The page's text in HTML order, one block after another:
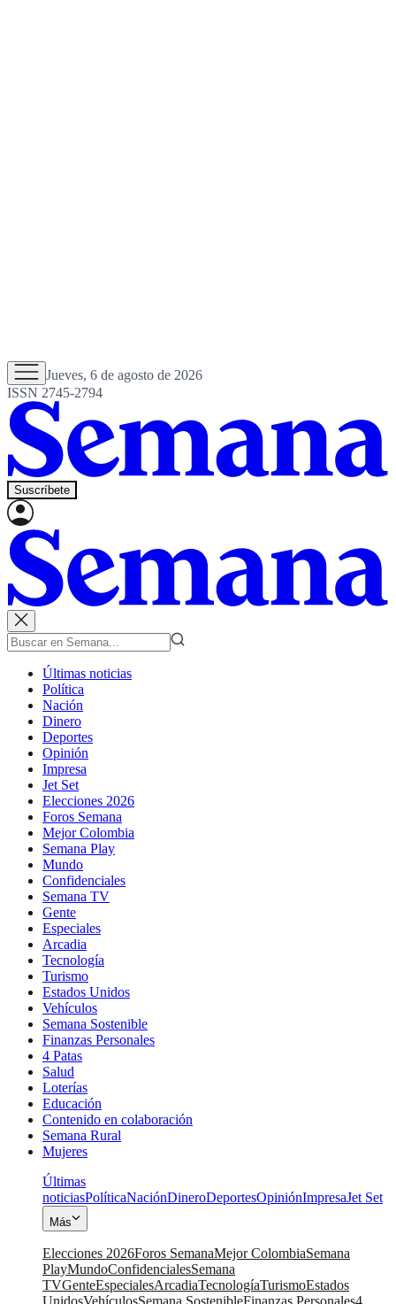
Jueves, 6 de agosto de 2026
ISSN 2745-2794
Suscríbete
Últimas noticias
Política
Nación
Dinero
Deportes
Opinión
Impresa
Jet Set
Elecciones 2026
Foros Semana
Mejor Colombia
Semana Play
Mundo
Confidenciales
Semana TV
Gente
Especiales
Arcadia
Tecnología
Turismo
Estados Unidos
Vehículos
Semana Sostenible
Finanzas Personales
4 Patas
Salud
Loterías
Educación
Contenido en colaboración
Semana Rural
Mujeres
Últimas
noticiasPolíticaNaciónDineroDeportesOpiniónImpresaJet Set
Más
Elecciones 2026Foros SemanaMejor ColombiaSemana
PlayMundoConfidencialesSemana
TVGenteEspecialesArcadiaTecnologíaTurismoEstados
UnidosVehículosSemana SostenibleFinanzas Personales4